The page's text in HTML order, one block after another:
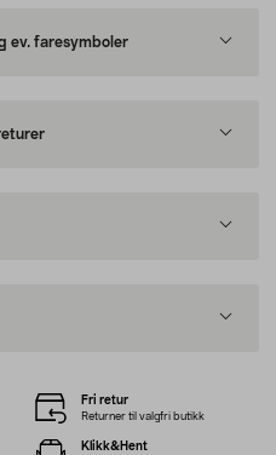
ev. faresymboler
Fri retur
Returner til valgfri butikk
Klikk&Hent